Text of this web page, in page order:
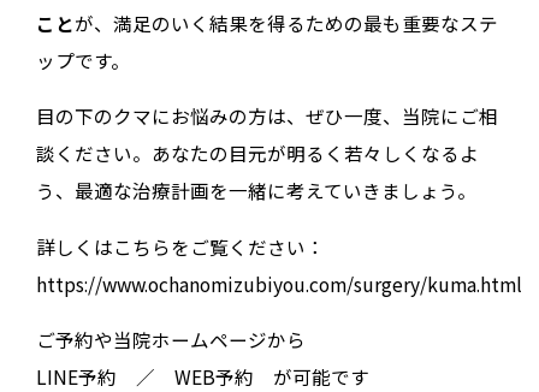
ことが、満足のいく結果を得るための最も重要なステ
ップです。
目の下のクマにお悩みの方は、ぜひ一度、当院にご相
談ください。あなたの目元が明るく若々しくなるよ
う、最適な治療計画を一緒に考えていきましょう。
詳しくはこちらをご覧ください：
https://www.ochanomizubiyou.com/surgery/kuma.html
ご予約や当院ホームページから
LINE予約 ／ WEB予約 が可能です